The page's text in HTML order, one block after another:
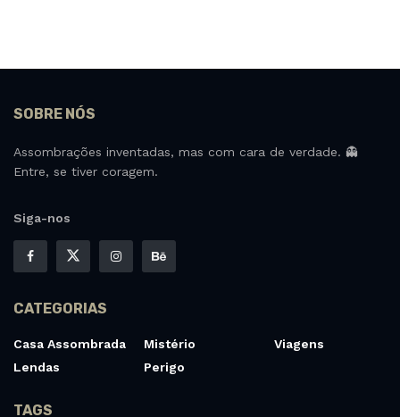
SOBRE NÓS
Assombrações inventadas, mas com cara de verdade. 👻
Entre, se tiver coragem.
Siga-nos
CATEGORIAS
Casa Assombrada
Lendas
Mistério
Perigo
Viagens
TAGS